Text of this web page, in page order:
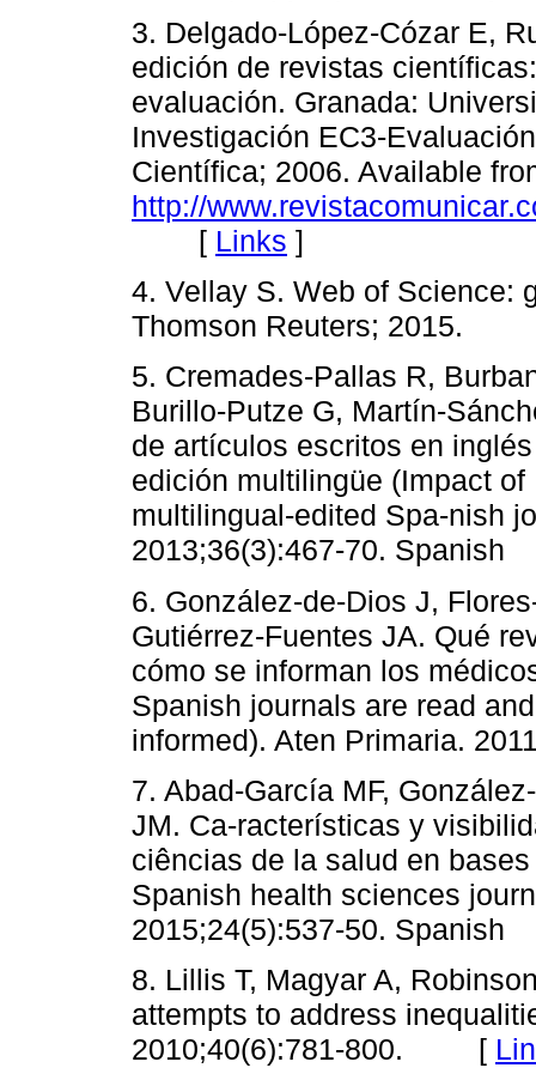
3. Delgado-López-Cózar E,
edición de revistas
evaluación. Granada:
Investigación EC3-
Científica; 2006. Available
http://
[ Links ]
4. Vellay S. Web of Science:
Thomson Reuters;
5. Cremades-Pallas R,
Burillo-Putze G, Martín-
de artículos escritos en
edición multilingüe (Impact
multilingual-edited Spa-nish
2013;36(3):467-70. Spanish
6. González-de-Dios J,
Gutiérrez-Fuentes JA. Qué
cómo se informan los
Spanish journals are read
informed). Aten Primaria.
7. Abad-García MF,
JM. Ca-racterísticas y
ciências de la salud en
Spanish health sciences
2015;24(5):537-50. Spanish
8. Lillis T, Magyar A,
attempts to address
2010;40(6):781-800. [